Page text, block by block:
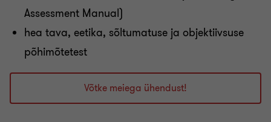
Assessment Manual)
hea tava, eetika, sõltumatuse ja objektiivsuse
põhimõtetest
Võtke meiega ühendust!